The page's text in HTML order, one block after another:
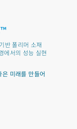
반 폴리머 소재
에서의 성능 실현
미래를 만들어